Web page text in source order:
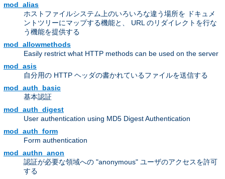
mod_alias
ホストファイルシステム上のいろいろな違う場所を ドキュメ
ントツリーにマップする機能と、 URL のリダイレクトを行な
う機能を提供する
mod_allowmethods
Easily restrict what HTTP methods can be used on the server
mod_asis
自分用の HTTP ヘッダの書かれているファイルを送信する
mod_auth_basic
基本認証
mod_auth_digest
User authentication using MD5 Digest Authentication
mod_auth_form
Form authentication
mod_authn_anon
認証が必要な領域への "anonymous" ユーザのアクセスを許可
する